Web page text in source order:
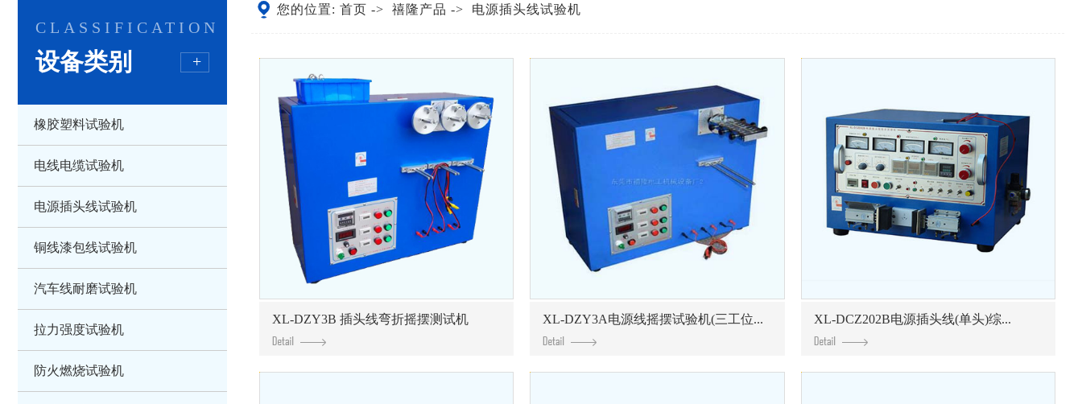
CLASSIFICATION
设备类别 +
橡胶塑料试验机
电线电缆试验机
电源插头线试验机
铜线漆包线试验机
汽车线耐磨试验机
拉力强度试验机
防火燃烧试验机
您的位置: 首页 -> 禧隆产品 -> 电源插头线试验机
XL-DZY3B 插头线弯折摇摆测试机 XL-DZY3A电源线摇摆试验机(三工位... XL-DCZ202B电源插头线(单头)综...